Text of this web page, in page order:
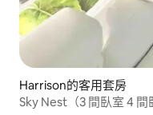
Harrison的客用套房
Sky Nest（3 間臥室 4 間